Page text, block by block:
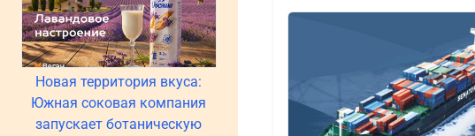
Новая территория вкуса:
Южная соковая компания
запускает ботаническую